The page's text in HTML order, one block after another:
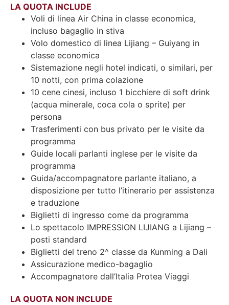
LA QUOTA INCLUDE
Voli di linea Air China in classe economica,
incluso bagaglio in stiva
Volo domestico di linea Lijiang – Guiyang in
classe economica
Sistemazione negli hotel indicati, o similari, per
10 notti, con prima colazione
10 cene cinesi, incluso 1 bicchiere di soft drink
(acqua minerale, coca cola o sprite) per
persona
Trasferimenti con bus privato per le visite da
programma
Guide locali parlanti inglese per le visite da
programma
Guida/accompagnatore parlante italiano, a
disposizione per tutto l’itinerario per assistenza
e traduzione
Biglietti di ingresso come da programma
Lo spettacolo IMPRESSION LIJIANG a Lijiang –
posti standard
Biglietti del treno 2^ classe da Kunming a Dali
Assicurazione medico-bagaglio
Accompagnatore dall’Italia Protea Viaggi
LA QUOTA NON INCLUDE